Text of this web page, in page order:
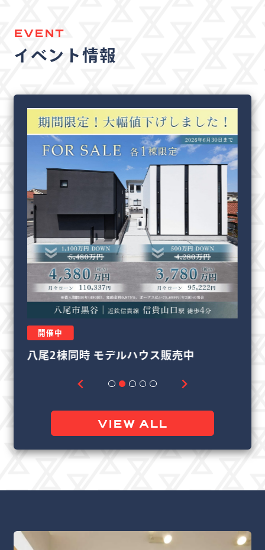
EVENT
イベント情報
開催中
リフォーム＆リノベーション相談会
VIEW ALL